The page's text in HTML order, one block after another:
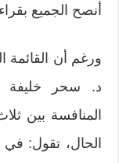
أنصح الجميع
ورغم أن القائمة
د. سحر
المنافسة بين